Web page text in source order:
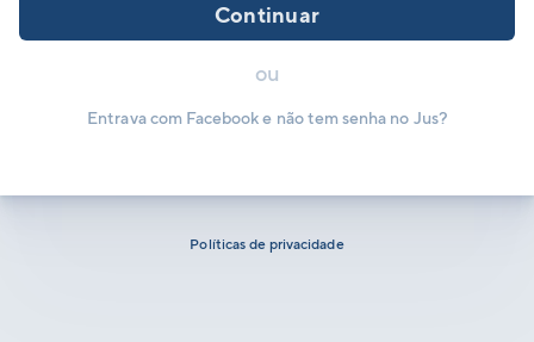
Continuar
ou
Entrava com Facebook e não tem senha no Jus?
Políticas de privacidade